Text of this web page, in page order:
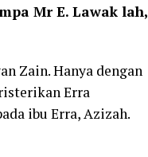
Mr E. Lawak lah,
Zain. Hanya dengan
Erra
ibu Erra, Azizah.